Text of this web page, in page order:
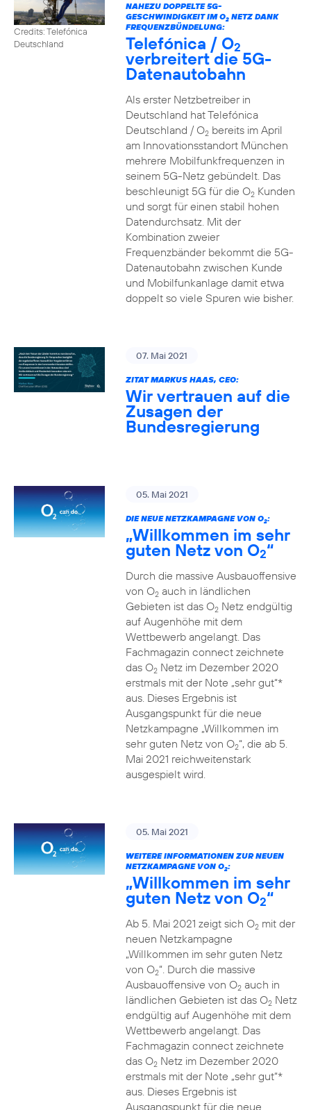
Credits: Telefónica
Deutschland
NAHEZU DOPPELTE 5G-
GESCHWINDIGKEIT IM O2NETZ DANK
FREQUENZBÜNDELUNG:
Telefónica / O2
verbreitert die 5G-
Datenautobahn
Als erster Netzbetreiber in
Deutschland hat Telefónica
Deutschland / O2bereits im April
am Innovationsstandort München
mehrere Mobilfunkfrequenzen in
seinem 5G-Netz gebündelt. Das
beschleunigt 5G für die O2Kunden
und sorgt für einen stabil hohen
Datendurchsatz. Mit der
Kombination zweier
Frequenzbänder bekommt die 5G-
Datenautobahn zwischen Kunde
und Mobilfunkanlage damit etwa
doppelt so viele Spuren wie bisher.
07. Mai 2021
ZITAT MARKUS HAAS, CEO:
Wir vertrauen auf die
Zusagen der
Bundesregierung
05. Mai 2021
DIE NEUE NETZKAMPAGNE VON O2:
„Willkommen im sehr
guten Netz von O2“
Durch die massive Ausbauoffensive
von O2auch in ländlichen
Gebieten ist das O2Netz endgültig
auf Augenhöhe mit dem
Wettbewerb angelangt. Das
Fachmagazin connect zeichnete
das O2Netz im Dezember 2020
erstmals mit der Note „sehr gut“*
aus. Dieses Ergebnis ist
Ausgangspunkt für die neue
Netzkampagne „Willkommen im
sehr guten Netz von O2“, die ab 5.
Mai 2021 reichweitenstark
ausgespielt wird.
05. Mai 2021
WEITERE INFORMATIONEN ZUR NEUEN
NETZKAMPAGNE VON O2:
„Willkommen im sehr
guten Netz von O2“
Ab 5. Mai 2021 zeigt sich O2mit der
neuen Netzkampagne
„Willkommen im sehr guten Netz
von O2“. Durch die massive
Ausbauoffensive von O2auch in
ländlichen Gebieten ist das O2Netz
endgültig auf Augenhöhe mit dem
Wettbewerb angelangt. Das
Fachmagazin connect zeichnete
das O2Netz im Dezember 2020
erstmals mit der Note „sehr gut“*
aus. Dieses Ergebnis ist
Ausgangspunkt für die neue